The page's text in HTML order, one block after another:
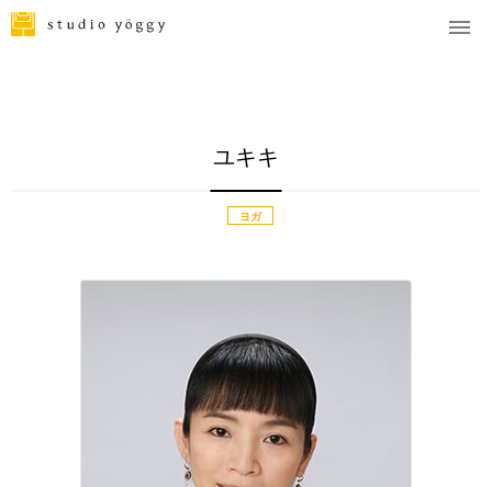
ユキキ
ヨガ